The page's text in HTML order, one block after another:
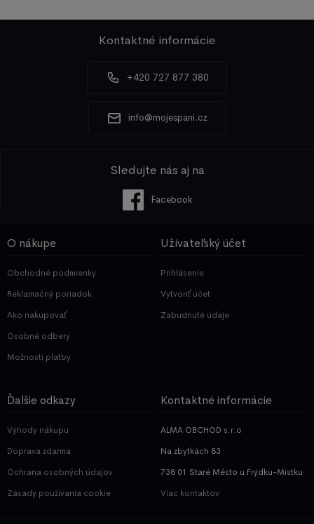
Kontaktné informácie
+420 727 877 380
info@mojespani.cz
Sledujte nás aj na
Facebook
O nákupe
Obchodné podmienky
Reklamačný poriadok
Ako nakupovať
Osobné odbery
Možnosti platby
Užívateľský účet
Prihlásenie
Vytvoriť účet
Zabudnuté údaje
Ďalšie odkazy
Výhody nákupu
Doprava zdarma
Ochrana osobných údajov
Zásady používania cookie
Kontaktné informácie
ALMA OBCHOD s.r.o
Na zbytkách 83
738 01 Staré Město u Frýdku-Místku
Viac kontaktov